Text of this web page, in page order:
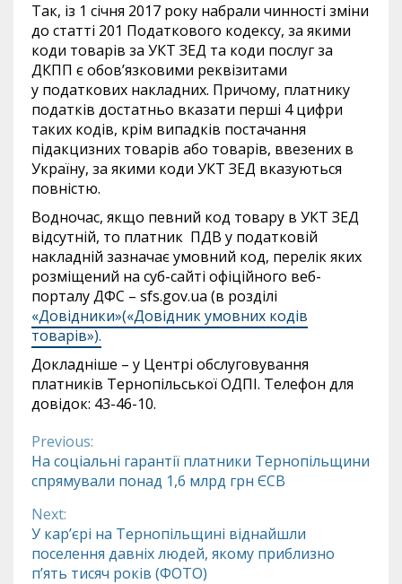
Так, із 1 січня 2017 року набрали чинності зміни
до статті 201 Податкового кодексу, за якими
коди товарів за УКТ ЗЕД та коди послуг за
ДКПП є обов’язковими реквізитами
у податкових накладних. Причому, платнику
податків достатньо вказати перші 4 цифри
таких кодів, крім випадків постачання
підакцизних товарів або товарів, ввезених в
Україну, за якими коди УКТ ЗЕД вказуються
повністю.
Водночас, якщо певний код товару в УКТ ЗЕД
відсутній, то платник ПДВ у податковій
накладній зазначає умовний код, перелік яких
розміщений на суб-сайті офіційного веб-
порталу ДФС – sfs.gov.ua (в розділі
«Довідники»(«Довідник умовних кодів
товарів»).
Докладніше – у Центрі обслуговування
платників Тернопільської ОДПІ. Телефон для
довідок: 43-46-10.
Continue
Reading
Previous:
На соціальні гарантії платники Тернопільщини
спрямували понад 1,6 млрд грн ЄСВ
Next:
У кар’єрі на Тернопільщині віднайшли
поселення давніх людей, якому приблизно
п’ять тисяч років (ФОТО)